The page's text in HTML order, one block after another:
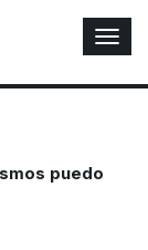
A
l
t
puedo